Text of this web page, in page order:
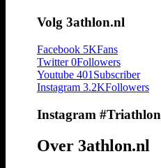
Volg 3athlon.nl
Facebook 5KFans
Twitter 0Followers
Youtube 401 Subscriber
Instagram 3.2KFollowers
Instagram #Triathlon
Over 3athlon.nl